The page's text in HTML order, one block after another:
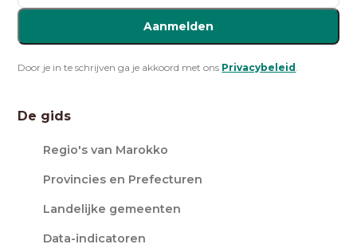
Aanmelden
Door je in te schrijven ga je akkoord met ons Privacybeleid .
De gids
Regio's van Marokko
Provincies en Prefecturen
Landelijke gemeenten
Data-indicatoren